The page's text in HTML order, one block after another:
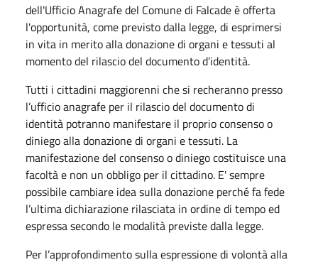
dell'Ufficio Anagrafe del Comune di Falcade è offerta
l'opportunità, come previsto dalla legge, di esprimersi
in vita in merito alla donazione di organi e tessuti al
momento del rilascio del documento d’identità.
Tutti i cittadini maggiorenni che si recheranno presso
l’ufficio anagrafe per il rilascio del documento di
identità potranno manifestare il proprio consenso o
diniego alla donazione di organi e tessuti. La
manifestazione del consenso o diniego costituisce una
facoltà e non un obbligo per il cittadino. E' sempre
possibile cambiare idea sulla donazione perché fa fede
l’ultima dichiarazione rilasciata in ordine di tempo ed
espressa secondo le modalità previste dalla legge.
Per l’approfondimento sulla espressione di volontà alla